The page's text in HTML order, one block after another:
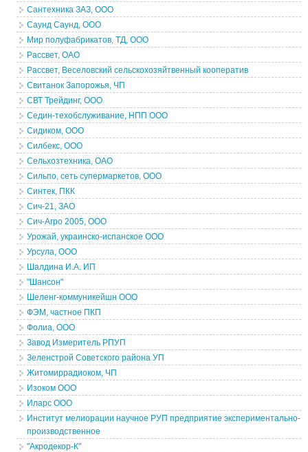
Сантехника ЗАЗ, ООО
Саунд Саунд, ООО
Мир полуфабрикатов, ТД, ООО
Рассвет, ОАО
Рассвет, Веселовский сельскохозяйтвенный кооператив
Свитанок Запорожья, ЧП
СВТ Трейдинг, ООО
Седин-техобслуживание, НПП ООО
Сидиком, ООО
Силбекс, ООО
Сельхозтехника, ОАО
Сильпо, сеть супермаркетов, ООО
Синтек, ПКК
Сич-21, ЗАО
Сич-Агро 2005, ООО
Урожай, украинско-испанское ООО
Урсула, ООО
Шалдина И.А. ИП
"Шансон"
Шеленг-коммуникейшн ООО
ФЭМ, частное ПКП
Фолиа, ООО
Завод Измеритель РПУП
Зеленстрой Советского района УП
Житомиррадиоком, ЧП
Изоком ООО
Иларс ООО
Институт мелиорации научное РУП предприятие экспериментально-
производственное
"Акродекор-К"